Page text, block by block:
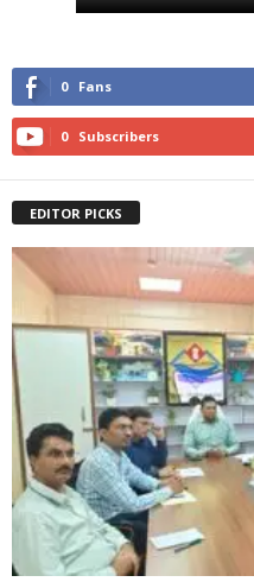
0 Fans
0 Subscribers
EDITOR PICKS